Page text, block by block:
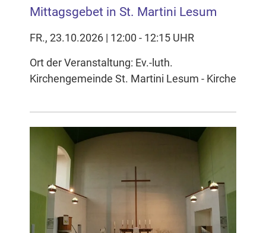
Mittagsgebet in St. Martini Lesum
FR., 23.10.2026 | 12:00 - 12:15 UHR
Ort der Veranstaltung: Ev.-luth.
Kirchengemeinde St. Martini Lesum - Kirche